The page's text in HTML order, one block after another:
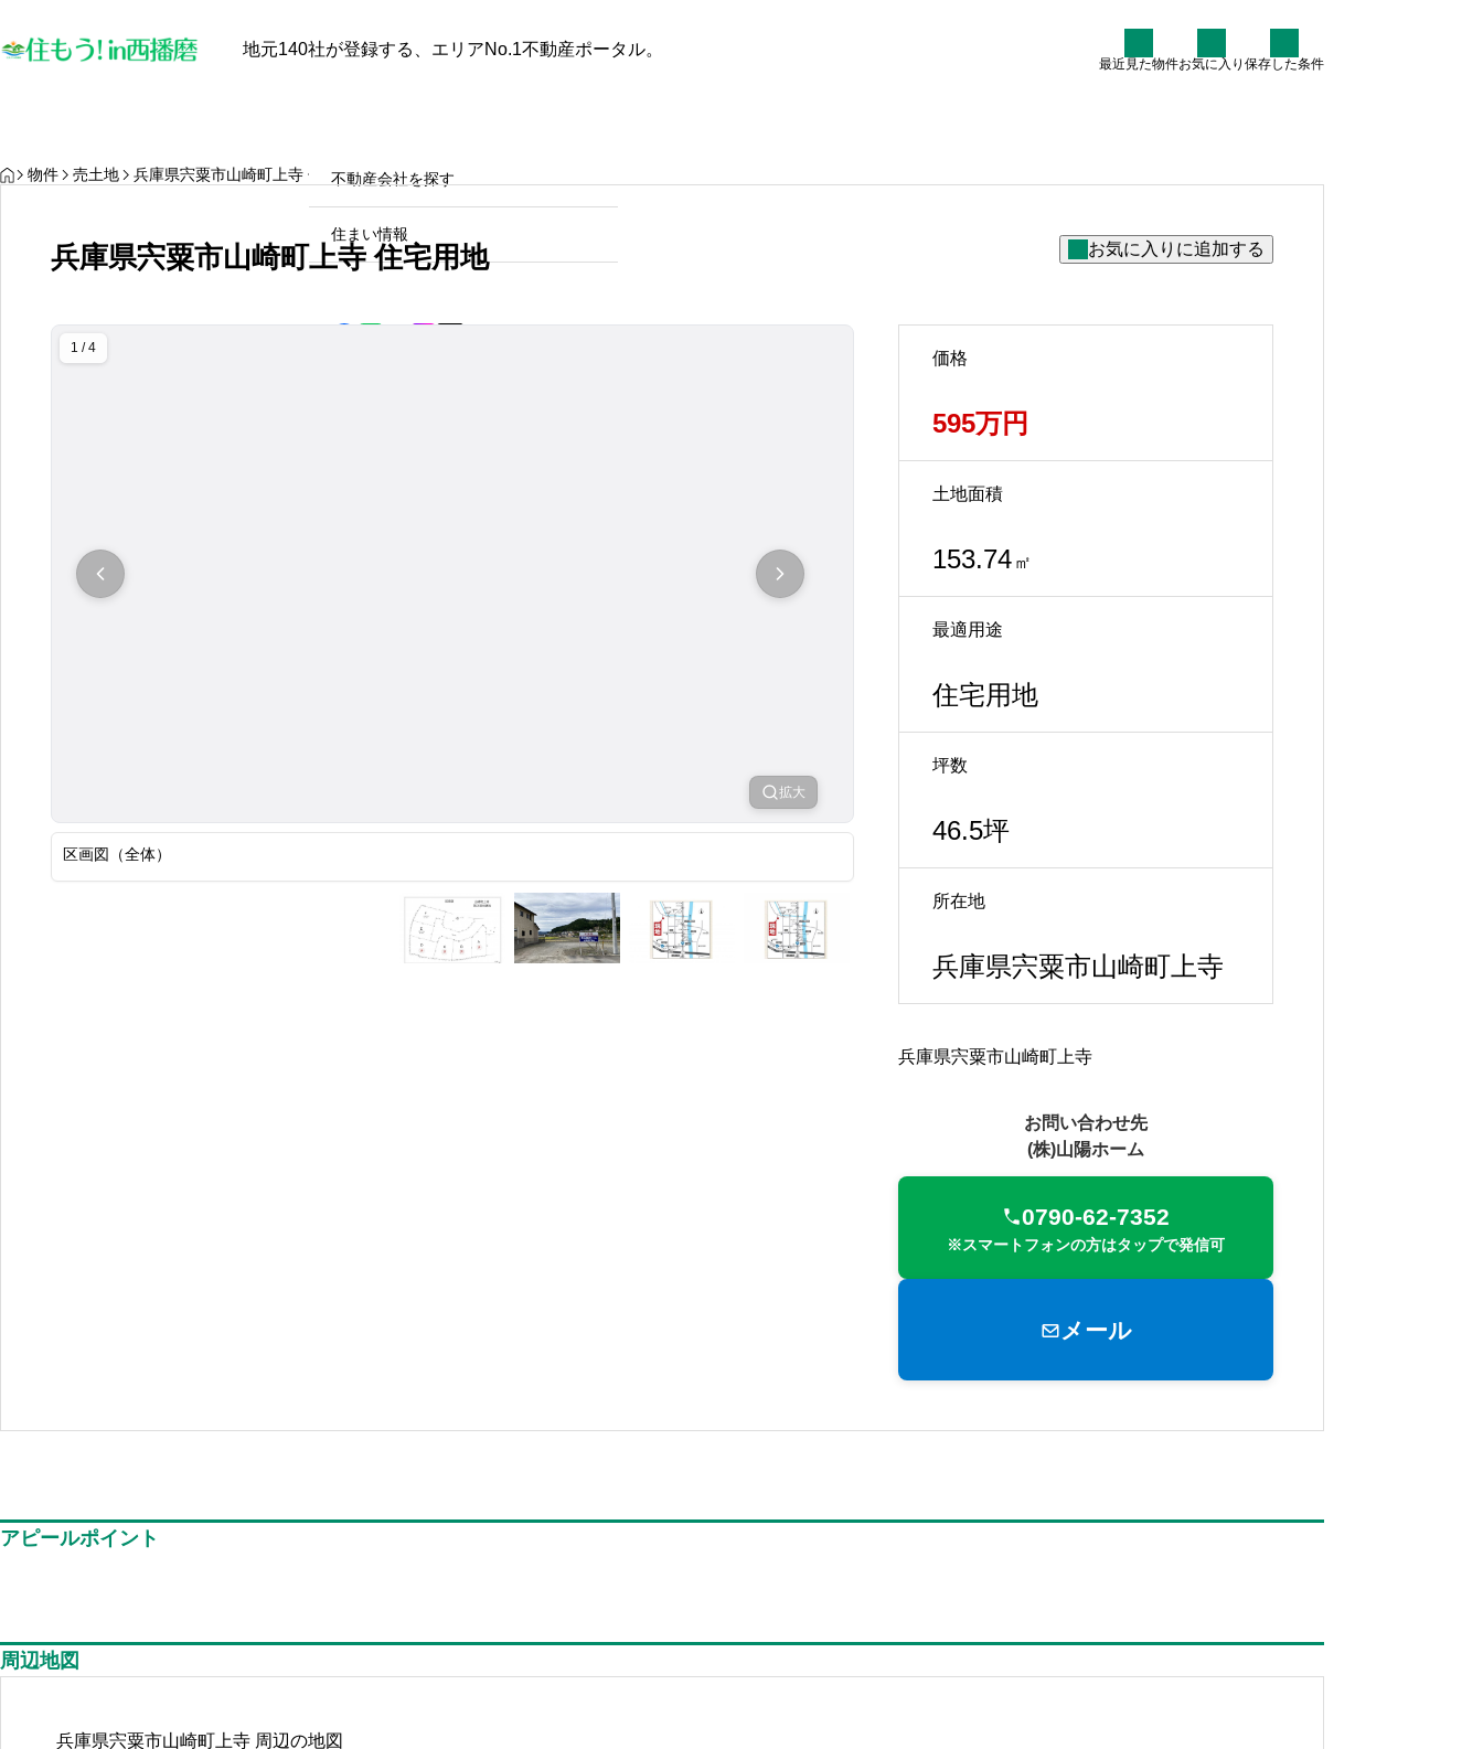
不動産会社を探す
住まい情報
地元140社が登録する、エリアNo.1不動産ポータル。
最近見た物件お気に入り 保存した条件
陽光発電と蓄電池は本当に電
気代を安くするのか？田舎暮
術
HOME
物件 売土地 兵庫県宍粟市山崎町上寺 住宅用地
兵庫県宍粟市山崎町上寺 住宅用地
1 / 4
拡大
区画図（全体）
価格
595万円
土地面積
153.74 ㎡
最適用途
住宅用地
坪数
46.5坪
所在地
兵庫県宍粟市山崎町上寺
兵庫県宍粟市山崎町上寺
お問い合わせ先
(株)山陽ホーム
0790-62-7352
※スマートフォンの方はタップで発信可
メール
アピールポイント
周辺地図
兵庫県宍粟市山崎町上寺 周辺の地図